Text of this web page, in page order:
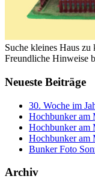
Suche kleines Haus
Freundliche Hinweise
Neueste Beiträge
30. Woche im
Hochbunker am
Hochbunker am
Hochbunker am
Bunker Foto
Archiv